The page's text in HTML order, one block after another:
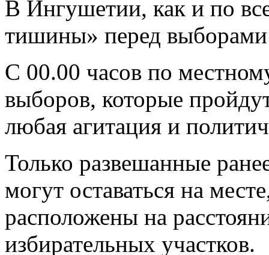
В Ингушетии, как и по
тишины» перед
С 00.00 часов по
выборов, которые
любая агитация и
Только развешанные
могут оставаться на
расположены на
избирательных участков.